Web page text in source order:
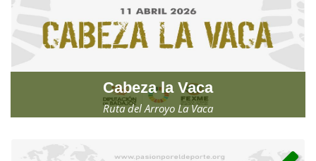
Cabeza la Vaca
Ruta del Arroyo La Vaca